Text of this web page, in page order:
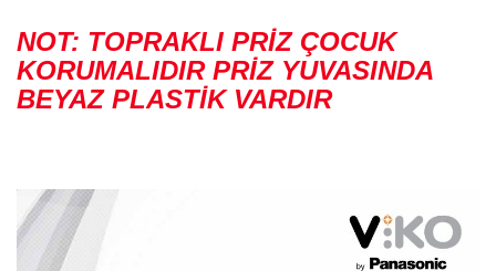
NOT: TOPRAKLI PRİZ ÇOCUK
KORUMALIDIR PRİZ YUVASINDA
BEYAZ PLASTİK VARDIR